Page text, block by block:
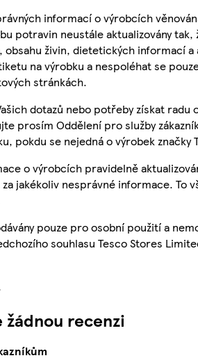
informací o výrobcích
potravin neustále aktualizovány tak,
živin, dietetických informací a
na výrobku a nespoléhat se
stránkách.
dotazů nebo potřeby získat radu
prosím Oddělení pro služby
pokdu se nejedná o výrobek značky
o výrobcích pravidelně
jakékoliv nesprávné informace. To
pouze pro osobní použití a
souhlasu Tesco Stores
žádnou recenzi